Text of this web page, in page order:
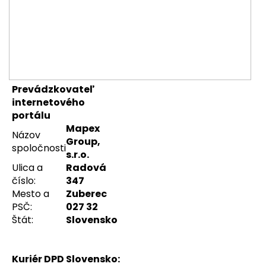
Prevádzkovateľ
internetového
portálu
Názov
spoločnosti
Mapex
Group,
s.r.o.
Ulica a
číslo:
Radová
347
Mesto a
PSČ:
Zuberec
027 32
Štát:
Slovensko
Kuriér DPD Slovensko:
e
n
a
j
í
t
?